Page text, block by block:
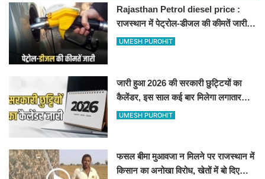
Rajasthan Petrol diesel price :
राजस्थान में पेट्रोल-डीजल की कीमतें जारी,
जानिए बीकानेर समेत पुरे प्रदेश में नए रेट
UMESH PUROHIT
जारी हुआ 2026 की सरकारी छुट्टियों का
कैलेंडर, इस साल कई बार मिलेगा लगातार
अवकाश, देखें
UMESH PUROHIT
फसल बीमा मुआवजा न मिलने पर राजस्थान में
किसान का अनोखा विरोध, खेतों में बो दिए